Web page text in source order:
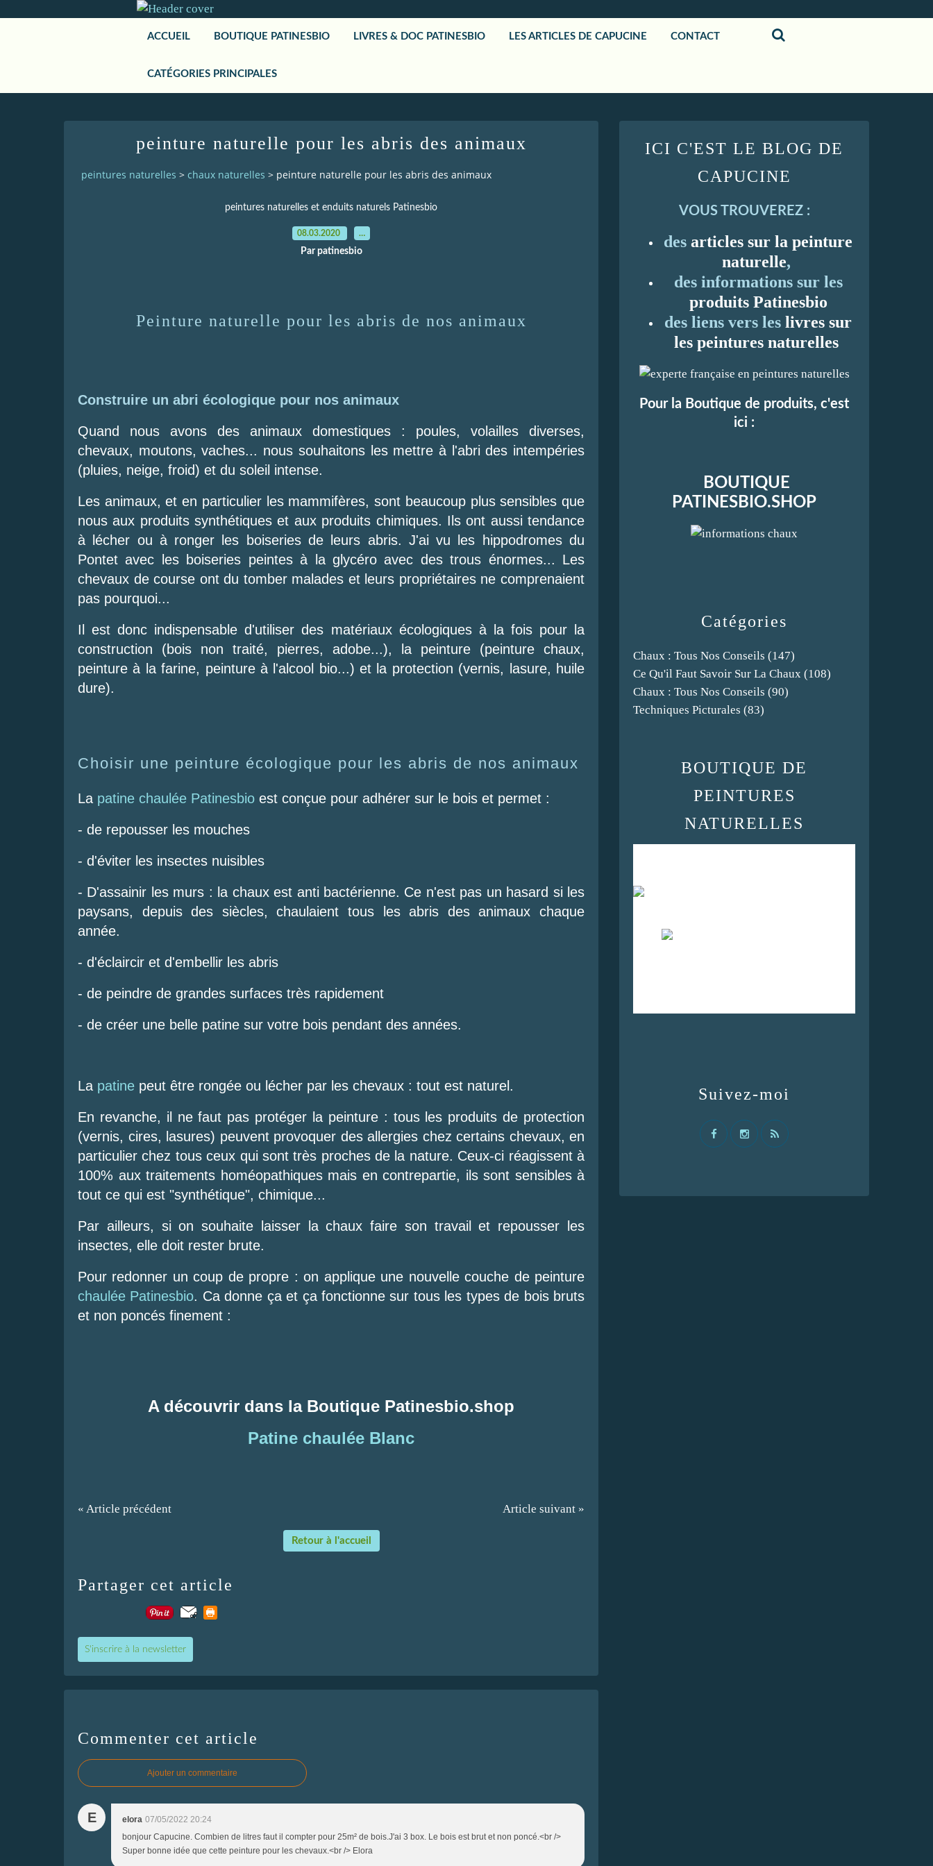
ACCUEIL BOUTIQUE PATINESBIO LIVRES & DOC PATINESBIO LES ARTICLES DE CAPUCINE CONTACT
CATÉGORIES PRINCIPALES
peinture naturelle pour les abris des animaux
peintures naturelles > chaux naturelles > peinture naturelle pour les abris des animaux
peintures naturelles et enduits naturels Patinesbio
08.03.2020 …
Par patinesbio
Peinture naturelle pour les abris de nos animaux
Construire un abri écologique pour nos animaux
Quand nous avons des animaux domestiques : poules, volailles diverses,
chevaux, moutons, vaches... nous souhaitons les mettre à l'abri des intempéries
(pluies, neige, froid) et du soleil intense.
Les animaux, et en particulier les mammifères, sont beaucoup plus sensibles que
nous aux produits synthétiques et aux produits chimiques. Ils ont aussi tendance
à lécher ou à ronger les boiseries de leurs abris. J'ai vu les hippodromes du
Pontet avec les boiseries peintes à la glycéro avec des trous énormes... Les
chevaux de course ont du tomber malades et leurs propriétaires ne comprenaient
pas pourquoi...
Il est donc indispensable d'utiliser des matériaux écologiques à la fois pour la
construction (bois non traité, pierres, adobe...), la peinture (peinture chaux,
peinture à la farine, peinture à l'alcool bio...) et la protection (vernis, lasure, huile
dure).
Choisir une peinture écologique pour les abris de nos animaux
La patine chaulée Patinesbio est conçue pour adhérer sur le bois et permet :
- de repousser les mouches
- d'éviter les insectes nuisibles
- D'assainir les murs : la chaux est anti bactérienne. Ce n'est pas un hasard si les
paysans, depuis des siècles, chaulaient tous les abris des animaux chaque
année.
- d'éclaircir et d'embellir les abris
- de peindre de grandes surfaces très rapidement
- de créer une belle patine sur votre bois pendant des années.
La patine peut être rongée ou lécher par les chevaux : tout est naturel.
En revanche, il ne faut pas protéger la peinture : tous les produits de protection
(vernis, cires, lasures) peuvent provoquer des allergies chez certains chevaux, en
particulier chez tous ceux qui sont très proches de la nature. Ceux-ci réagissent à
100% aux traitements homéopathiques mais en contrepartie, ils sont sensibles à
tout ce qui est "synthétique", chimique...
Par ailleurs, si on souhaite laisser la chaux faire son travail et repousser les
insectes, elle doit rester brute.
Pour redonner un coup de propre : on applique une nouvelle couche de peinture
chaulée Patinesbio. Ca donne ça et ça fonctionne sur tous les types de bois bruts
et non poncés finement :
A découvrir dans la Boutique Patinesbio.shop
Patine chaulée Blanc
« Article précédent Article suivant »
Retour à l'accueil
Partager cet article
S'inscrire à la newsletter
Commenter cet article
Ajouter un commentaire
E elora 07/05/2022 20:24
bonjour Capucine. Combien de litres faut il compter pour 25m² de bois.J'ai 3 box. Le bois est brut et non poncé.<br />
Super bonne idée que cette peinture pour les chevaux.<br /> Elora
Catégories
Chaux : Tous Nos Conseils (147)
Ce Qu'il Faut Savoir Sur La Chaux (108)
Chaux : Tous Nos Conseils (90)
Techniques Picturales (83)
Suivez-moi
ICI C'EST LE BLOG DE
CAPUCINE
VOUS TROUVEREZ :
des articles sur la peinture
naturelle,
des informations sur les
produits Patinesbio
des liens vers les livres sur
les peintures naturelles
Pour la Boutique de produits, c'est
ici :
BOUTIQUE
PATINESBIO.SHOP
BOUTIQUE DE
PEINTURES
NATURELLES